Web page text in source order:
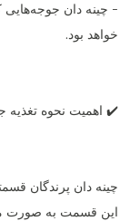
- چینه دان جوجه‌هایی
خواهد بود.
✔️ اهمیت نحوه تغذیه
چینه دان پرندگان
این قسمت به صورت